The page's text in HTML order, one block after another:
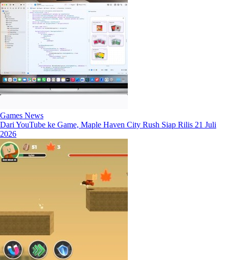
Games News
Dari YouTube ke Game, Maple Haven City Rush Siap Rilis 21 Juli
2026